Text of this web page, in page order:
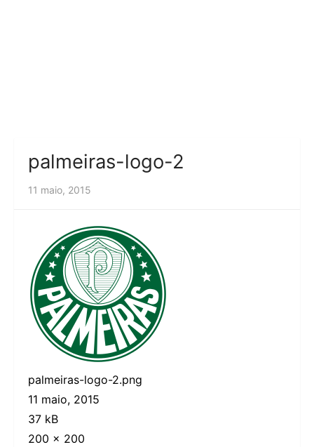
palmeiras-logo-2
11 maio, 2015
palmeiras-logo-2.png
11 maio, 2015
37 kB
200 × 200